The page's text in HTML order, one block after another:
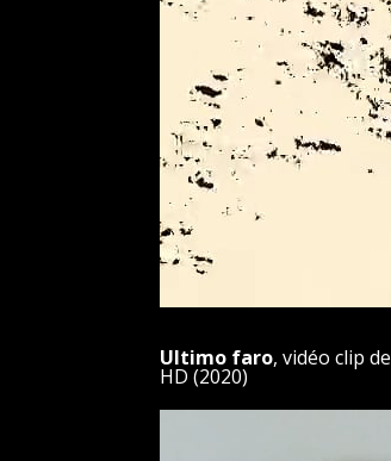
Ultimo faro, vidéo clip de
HD (2020)